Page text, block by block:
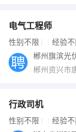
电气工程师
性别不限 经验不
郴州旗滨光
郴州资兴市
行政司机
性别不限 经验不